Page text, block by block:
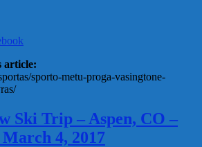
article:
sporto-metu-proga-vasingtone-
Ski Trip – Aspen, CO –
4, 2017